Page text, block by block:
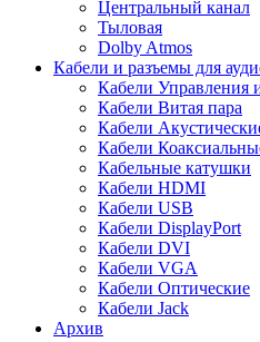
Центральный канал
Тыловая
Dolby Atmos
Кабели и разъемы для
Кабели Управления
Кабели Витая пара
Кабели
Кабели
Кабельные катушки
Кабели HDMI
Кабели USB
Кабели DisplayPort
Кабели DVI
Кабели VGA
Кабели Оптические
Кабели Jack
Архив